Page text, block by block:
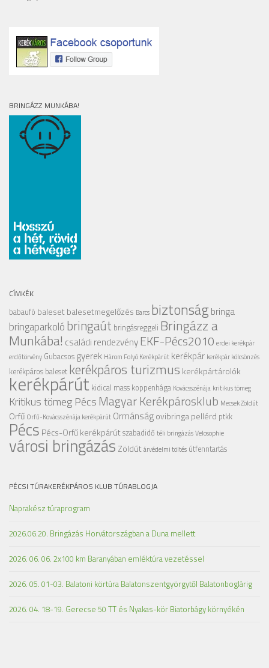
BRINGÁZZ MUNKÁBA!
CÍMKÉK
babaufó balesetbalesetmegelőzés Barcs biztonságbringa
bringaparkolóbringaút bringásreggeli Bringázz a
Munkába! családi rendezvényEKF-Pécs2010 erdei kerékpár
erdőtörvény Gubacsos gyerek Három Folyó Kerékpárút kerékpár kerékpár kölcsönzés
kerékpáros baleset kerékpáros turizmus kerékpártárolók
kerékpárút kidical mass koppenhága Kovácsszénája kritikus tömeg
Kritikus tömeg PécsMagyar Kerékpárosklub Mecsek Zöldút
Orfű Orfű-Kovácsszénája kerékpárút Ormánságovibringapellérd ptkk
Pécs Pécs-Orfű kerékpárútszabadidő téli bringázásVelosophie
városi bringázás Zöldútárvédelmi töltés útfenntartás
PÉCSI TÚRAKERÉKPÁROS KLUB TÚRABLOGJA
Naprakész túraprogram
2026.06.20. Bringázás Horvátországban a Duna mellett
2026. 06. 06. 2x100 km Baranyában emléktúra vezetéssel
2026. 05. 01-03. Balatoni körtúra Balatonszentgyörgytől Balatonboglárig
2026. 04. 18-19. Gerecse 50 TT és Nyakas-kör Biatorbágy környékén